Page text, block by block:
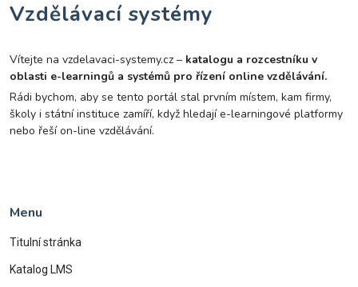
Vzdělávací systémy
Vítejte na vzdelavaci-systemy.cz – katalogu a rozcestníku v
oblasti e-learningů a systémů pro řízení online vzdělávání.
Rádi bychom, aby se tento portál stal prvním místem, kam firmy,
školy i státní instituce zamíří, když hledají e-learningové platformy
nebo řeší on-line vzdělávání.
Menu
Titulní stránka
Katalog LMS